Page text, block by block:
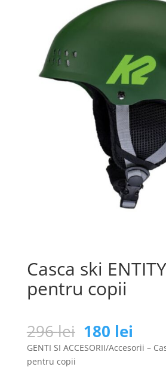
Casca ski
pentru copii
296lei Prețul
inițial
a
180 lei
GENTI SI ACCESORII/Accesorii –
pentru copii